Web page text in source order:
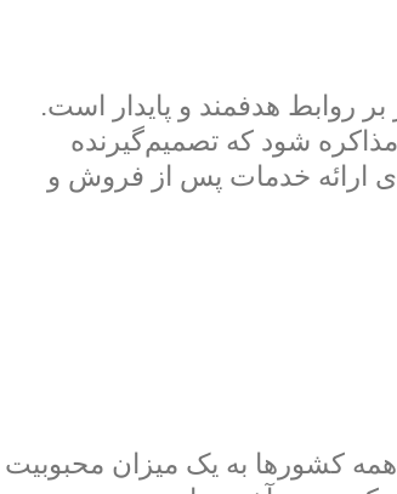
روابط هدفمند و پایدار است.
شود که تصمیم‌گیرنده
ارائه خدمات پس از فروش و
همه کشورها به یک میزان محبوبیت